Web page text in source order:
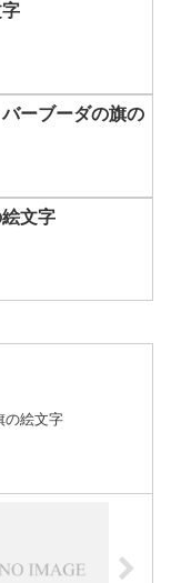
ーブーダの旗の
文字
絵文字